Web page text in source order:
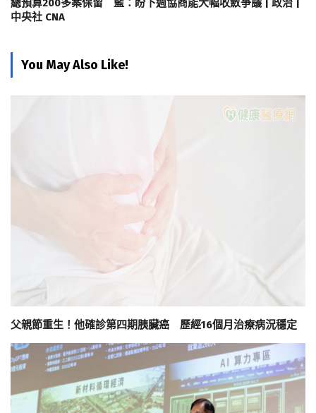
總預算200多案保留 藍：盼下週協商能大幅收斂爭議 | 政治 |
中央社 CNA
You May Also Like!
父親節重生！他確診第四期胰臟癌 歷經16個月治療病況穩定